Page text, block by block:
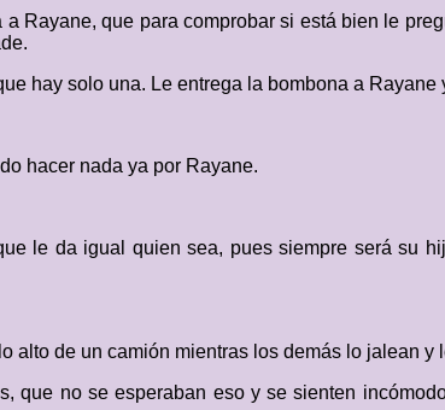
Rayane, que para comprobar si está bien le
hay solo una. Le entrega la bombona a Rayane
hacer nada ya por Rayane.
le da igual quien sea, pues siempre será su
alto de un camión mientras los demás lo jalean y
que no se esperaban eso y se sienten